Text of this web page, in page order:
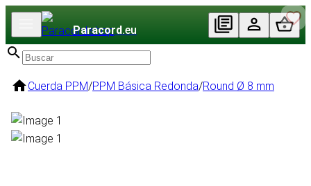
Paracord.eu
Cuerda PPM/PPM Básica Redonda/Round Ø 8 mm